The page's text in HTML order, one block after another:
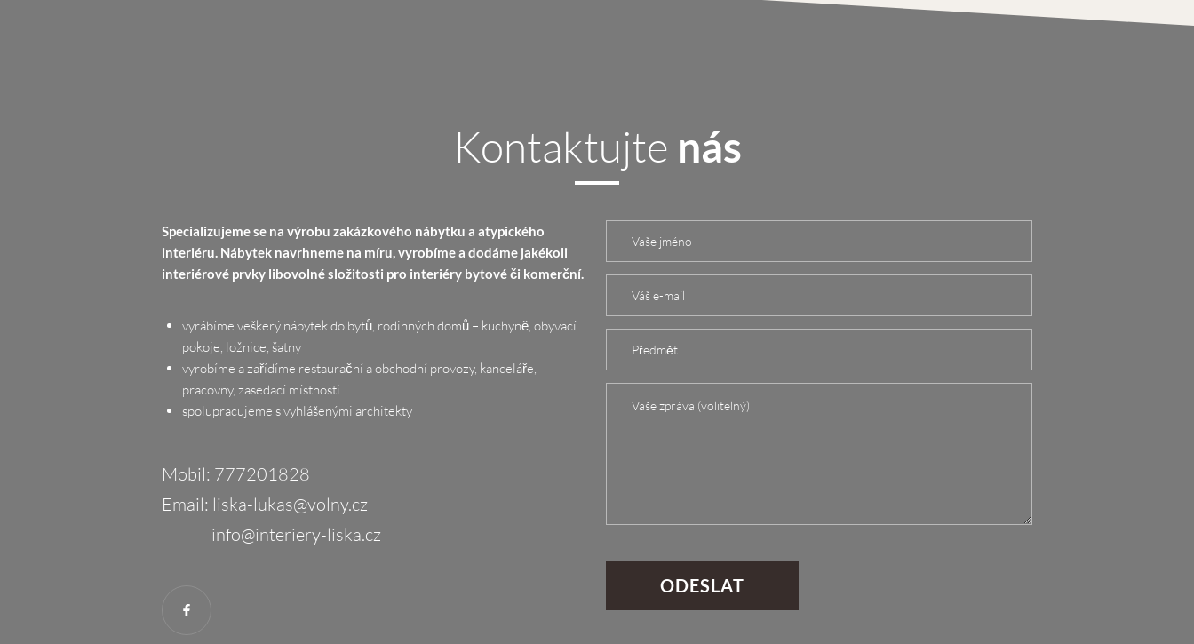
Kontaktujte nás
Specializujeme se na výrobu zakázkového nábytku a atypického
interiéru. Nábytek navrhneme na míru, vyrobíme a dodáme jakékoli
interiérové prvky libovolné složitosti pro interiéry bytové či komerční.
vyrábíme veškerý nábytek do bytů, rodinných domů – kuchyně, obyvací
pokoje, ložnice, šatny
vyrobíme a zařídíme restaurační a obchodní provozy, kanceláře,
pracovny, zasedací místnosti
spolupracujeme s vyhlášenými architekty
Mobil: 777201828
Email: liska-lukas@volny.cz
info@interiery-liska.cz